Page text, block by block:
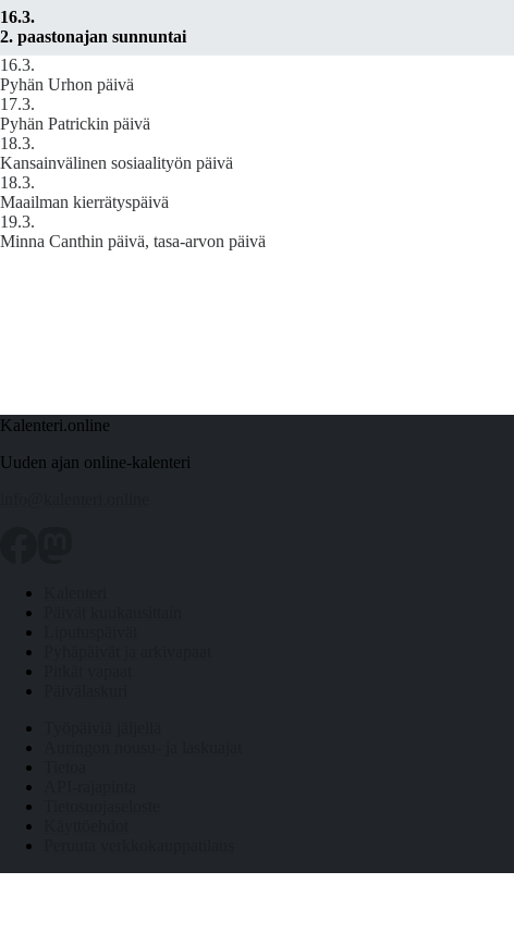
16.3.
2. paastonajan sunnuntai
16.3.
Pyhän Urhon päivä
17.3.
Pyhän Patrickin päivä
18.3.
Kansainvälinen sosiaalityön päivä
18.3.
Maailman kierrätyspäivä
19.3.
Minna Canthin päivä, tasa-arvon päivä
Kalenteri.online
Uuden ajan online-kalenteri